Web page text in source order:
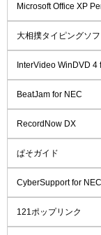
Microsoft Office XP
大相撲タイピングソ
InterVideo WinDVD
BeatJam for NEC
RecordNow DX
ぱそガイド
CyberSupport for NEC
121ポップリンク